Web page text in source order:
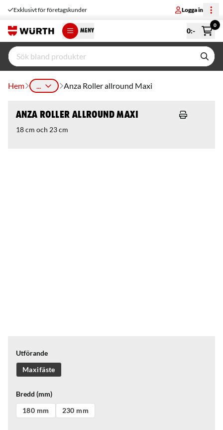
Exklusivt för företagskunder Logga in
MENY 0:-
0
Hem ... Anza Roller allround Maxi
Anza Roller allround Maxi
18 cm och 23 cm
Utförande
Maxifäste
Bredd (mm)
180 mm
230 mm